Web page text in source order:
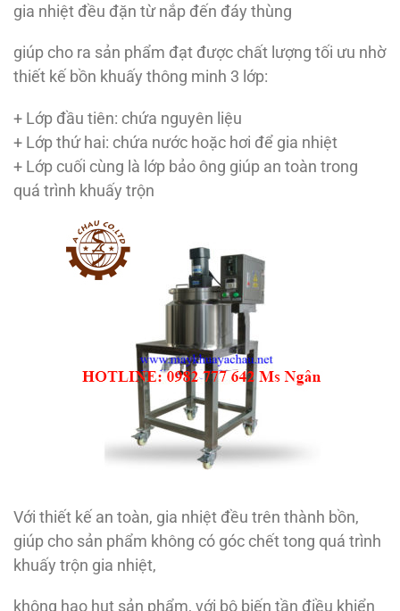
gia nhiệt đều đặn từ nắp đến đáy thùng
giúp cho ra sản phẩm đạt được chất lượng tối ưu nhờ
thiết kế bồn khuấy thông minh 3 lớp:
+ Lớp đầu tiên: chứa nguyên liệu
+ Lớp thứ hai: chứa nước hoặc hơi để gia nhiệt
+ Lớp cuối cùng là lớp bảo ông giúp an toàn trong
quá trình khuấy trộn
Với thiết kế an toàn, gia nhiệt đều trên thành bồn,
giúp cho sản phẩm không có góc chết tong quá trình
khuấy trộn gia nhiệt,
không hao hụt sản phẩm, với bộ biến tần điều khiển